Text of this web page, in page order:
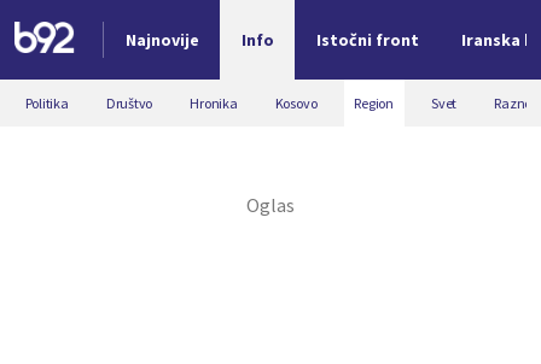
Najnovije Info Istočni front Iranska
Nova vest
Politika Društvo Hronika Kosovo Region Svet Razno